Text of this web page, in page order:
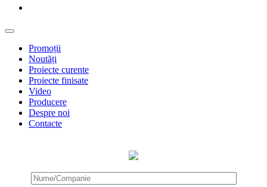
Promoții
Noutăți
Proiecte curente
Proiecte finisate
Video
Producere
Despre noi
Contacte